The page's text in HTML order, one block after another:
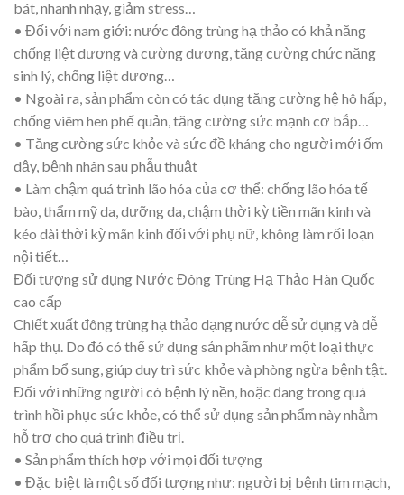
bát, nhanh nhạy, giảm stress…
• Đối với nam giới: nước đông trùng hạ thảo có khả năng
chống liệt dương và cường dương, tăng cường chức năng
sinh lý, chống liệt dương…
• Ngoài ra, sản phẩm còn có tác dụng tăng cường hệ hô hấp,
chống viêm hen phế quản, tăng cường sức mạnh cơ bắp…
• Tăng cường sức khỏe và sức đề kháng cho người mới ốm
dậy, bệnh nhân sau phẫu thuật
• Làm chậm quá trình lão hóa của cơ thể: chống lão hóa tế
bào, thẩm mỹ da, dưỡng da, chậm thời kỳ tiền mãn kinh và
kéo dài thời kỳ mãn kinh đối với phụ nữ, không làm rối loạn
nội tiết…
Đối tượng sử dụng Nước Đông Trùng Hạ Thảo Hàn Quốc
cao cấp
Chiết xuất đông trùng hạ thảo dạng nước dễ sử dụng và dễ
hấp thụ. Do đó có thể sử dụng sản phẩm như một loại thực
phẩm bổ sung, giúp duy trì sức khỏe và phòng ngừa bệnh tật.
Đối với những người có bệnh lý nền, hoặc đang trong quá
trình hồi phục sức khỏe, có thể sử dụng sản phẩm này nhằm
hỗ trợ cho quá trình điều trị.
• Sản phẩm thích hợp với mọi đối tượng
• Đặc biệt là một số đối tượng như: người bị bệnh tim mạch,